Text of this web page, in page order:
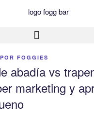
POR FOGGIES
abadía vs
marketing y